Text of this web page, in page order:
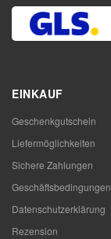
EINKAUF
Geschenkgutschein
Liefermöglichkeiten
Sichere Zahlungen
Geschäftsbedingungen
Datenschutzerklärung
Rezension